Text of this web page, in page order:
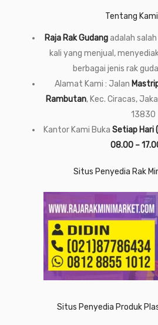
Tentang Kami
Raja Rak Gudangadalah
kali yang menjual,
berbagai jenis rak
Alamat Kami : Jalan
Rambutan, Kec. Ciracas,
13830
Kantor Kami Buka Setiap Hari
08.00 –
Situs Penyedia Rak
Situs Penyedia Produk